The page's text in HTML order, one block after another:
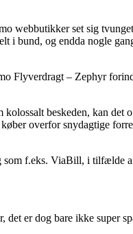
webbutikker set sig
i bund, og endda nogle
Flyverdragt – Zephyr
beskeden, kan det
overfor snydagtige
som f.eks. ViaBill, i tilfælde
er dog bare ikke super